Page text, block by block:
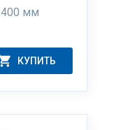
мм
КУПИТЬ